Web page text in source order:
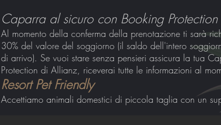
Caparra al sicuro con Booking Protection
Al momento della conferma della prenotazione ti sarà
30% del valore del soggiorno (il saldo dell'intero
di arrivo). Se vuoi stare senza pensieri assicura la tua
Protection di Allianz, riceverai tutte le informazioni al
Resort Pet Friendly
Accettiamo animali domestici di piccola taglia con un